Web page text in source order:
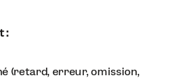
:
(retard, erreur, omission,